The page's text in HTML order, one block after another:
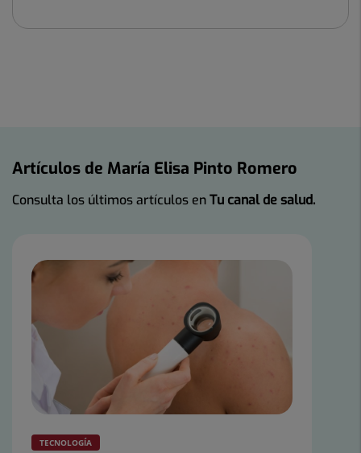
Artículos de María Elisa Pinto Romero
Consulta los últimos artículos enTu canal de salud.
TECNOLOGÍA